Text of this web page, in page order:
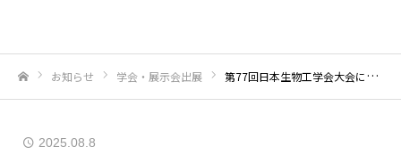
お知らせ 学会・展示会出展 第77回日本生物工学会大会に出展いたします
2025.08.8